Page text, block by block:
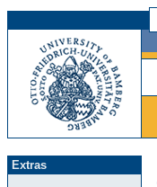
Extras